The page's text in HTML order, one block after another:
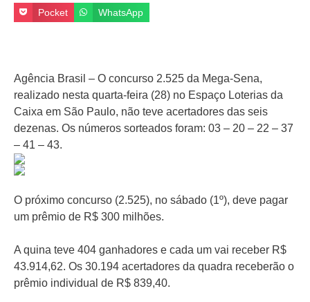
Pocket WhatsApp
Agência Brasil – O concurso 2.525 da Mega-Sena,
realizado nesta quarta-feira (28) no Espaço Loterias da
Caixa em São Paulo, não teve acertadores das seis
dezenas. Os números sorteados foram: 03 – 20 – 22 – 37
– 41 – 43.
O próximo concurso (2.525), no sábado (1º), deve pagar
um prêmio de R$ 300 milhões.
A quina teve 404 ganhadores e cada um vai receber R$
43.914,62. Os 30.194 acertadores da quadra receberão o
prêmio individual de R$ 839,40.